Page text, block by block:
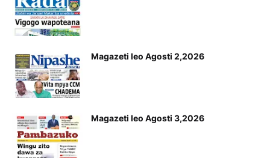
Magazeti leo Agosti 2,2026
Magazeti leo Agosti 3,2026